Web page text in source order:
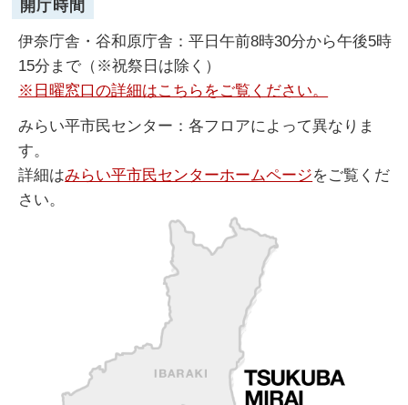
開庁時間
伊奈庁舎・谷和原庁舎：平日午前8時30分から午後5時
15分まで（※祝祭日は除く）
※日曜窓口の詳細はこちらをご覧ください。
みらい平市民センター：各フロアによって異なりま
す。
詳細はみらい平市民センターホームページをご覧くだ
さい。